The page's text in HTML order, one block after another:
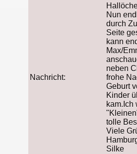
Nachricht:
Nun
durch
Seite
kann
Max/
neben
frohe
Geburt
Kinder
kam.Ich
tolle
Viele
Silke